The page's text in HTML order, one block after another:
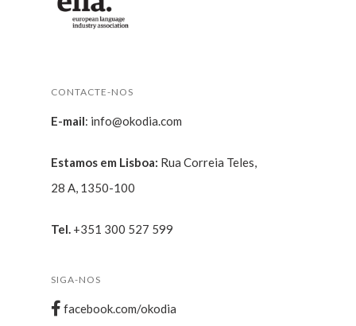
CONTACTE-NOS
E-mail: info@okodia.com
Estamos em Lisboa: Rua Correia Teles,
28 A, 1350-100
Tel. +351 300 527 599
SIGA-NOS
facebook.com/okodia